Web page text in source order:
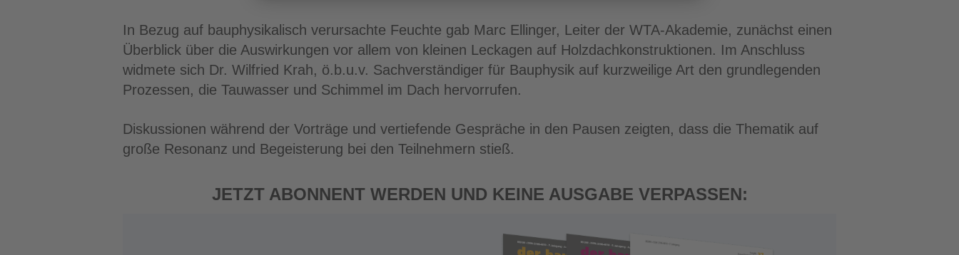
In Bezug auf bauphysikalisch verursachte Feuchte gab Marc Ellinger, Leiter der WTA-Akademie, zunächst einen
Überblick über die Auswirkungen vor allem von kleinen Leckagen auf Holzdachkonstruktionen. Im Anschluss
widmete sich Dr. Wilfried Krah, ö.b.u.v. Sachverständiger für Bauphysik auf kurzweilige Art den grundlegenden
Prozessen, die Tauwasser und Schimmel im Dach hervorrufen.
Diskussionen während der Vorträge und vertiefende Gespräche in den Pausen zeigten, dass die Thematik auf
große Resonanz und Begeisterung bei den Teilnehmern stieß.
JETZT ABONNENT WERDEN UND KEINE AUSGABE VERPASSEN: